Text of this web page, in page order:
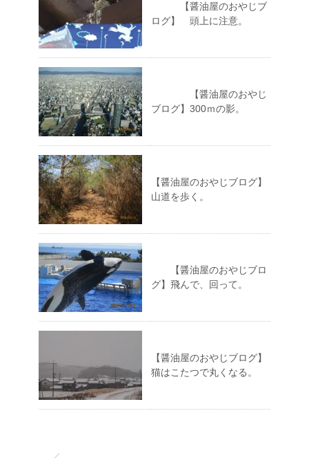
【醤油屋のおやじブ
ログ】 頭上に注意。
【醤油屋のおやじ
ブログ】300ｍの影。
【醤油屋のおやじブログ】
山道を歩く。
【醤油屋のおやじブロ
グ】飛んで、回って。
【醤油屋のおやじブログ】
猫はこたつで丸くなる。